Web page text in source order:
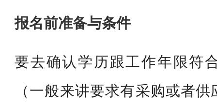
报名前准备与条件
要去确认学历跟工作年限符
（一般来讲要求有采购或者